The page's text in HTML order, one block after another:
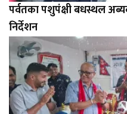
पर्वतका पशुपंक्षी बधस्थल
निर्देशन